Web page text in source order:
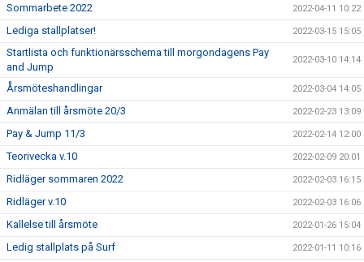
Sommarbete 2022 2022-04-11 10:22
Lediga stallplatser! 2022-03-15 15:05
Startlista och funktionärsschema till morgondagens Pay
and Jump
2022-03-10 14:14
Årsmöteshandlingar 2022-03-04 14:05
Anmälan till årsmöte 20/3 2022-02-23 13:09
Pay & Jump 11/3 2022-02-14 12:00
Teorivecka v.10 2022-02-09 20:01
Ridläger sommaren 2022 2022-02-03 16:15
Ridläger v.10 2022-02-03 16:06
Kallelse till årsmöte 2022-01-26 15:04
Ledig stallplats på Surf 2022-01-11 10:16